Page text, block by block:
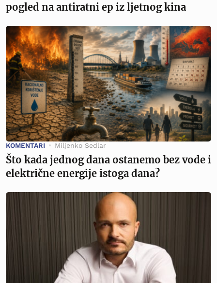
pogled na antiratni ep iz ljetnog kina
KOMENTARI Miljenko Sedlar
Što kada jednog dana ostanemo bez vode i
električne energije istoga dana?